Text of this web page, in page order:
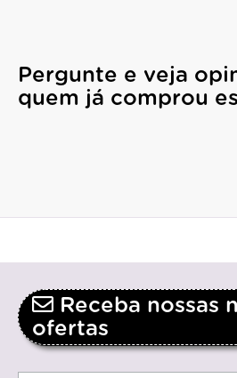
Pergunte e veja
quem já comprou
Receba nossas
ofertas